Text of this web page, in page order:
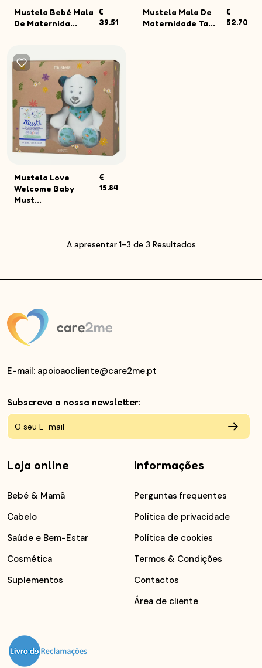
Mustela Bebé Mala
De Maternida...
€
39.51
Mustela Mala De
Maternidade Ta...
€
52.70
Mustela Love
Welcome Baby
Must...
€
15.84
A apresentar 1-3 de 3 Resultados
E-mail: apoioaocliente@care2me.pt
Subscreva a nossa newsletter:
Loja online
Bebé & Mamã
Cabelo
Saúde e Bem-Estar
Cosmética
Suplementos
Informações
Perguntas frequentes
Política de privacidade
Política de cookies
Termos & Condições
Contactos
Área de cliente